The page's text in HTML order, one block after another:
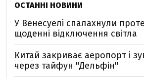
ОСТАННІ НОВИНИ
У Венесуелі спалахнули
щоденні відключення світла
Китай закриває аеропорт і
через тайфун "Дельфін"